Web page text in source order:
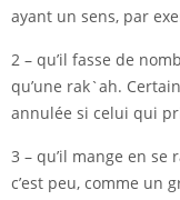
2 – qu’il fasse de
qu’une rak`ah.
annulée si celui qui
3 – qu’il mange en
c’est peu, comme un